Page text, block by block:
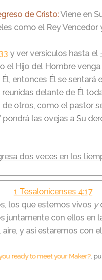
de Cristo: Viene en
como el Rey Vencedor
y ver versículos hasta el
el Hijo del Hombre
entonces Él se sentará
reunidas delante de Él
de otros, como el pastor
pondrá las ovejas a Su
dos veces en los
1 Tesalonicenses 4:17
los que estemos vivos y
juntamente con ellos en
y así estaremos con
ready to meet your Maker? ,